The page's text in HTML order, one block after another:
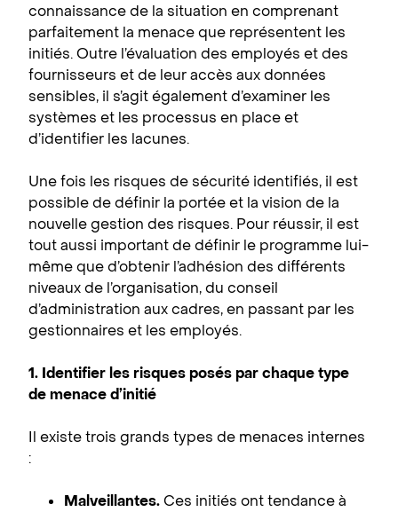
connaissance de la situation en comprenant
parfaitement la menace que représentent les
initiés. Outre l’évaluation des employés et des
fournisseurs et de leur accès aux données
sensibles, il s’agit également d’examiner les
systèmes et les processus en place et
d’identifier les lacunes.
Une fois les risques de sécurité identifiés, il est
possible de définir la portée et la vision de la
nouvelle gestion des risques. Pour réussir, il est
tout aussi important de définir le programme lui-
même que d’obtenir l’adhésion des différents
niveaux de l’organisation, du conseil
d’administration aux cadres, en passant par les
gestionnaires et les employés.
1. Identifier les risques posés par chaque type
de menace d’initié
Il existe trois grands types de menaces internes
:
Malveillantes.Ces initiés ont tendance à